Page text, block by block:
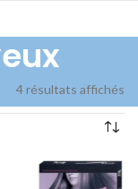
4 résultats affichés